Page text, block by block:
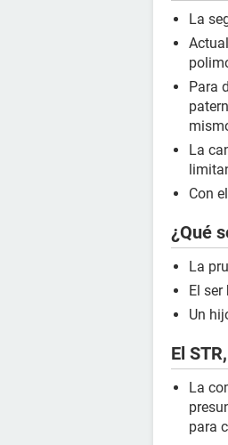
La
Para
La
Con
¿Qué
La
El
Un
El
La
para